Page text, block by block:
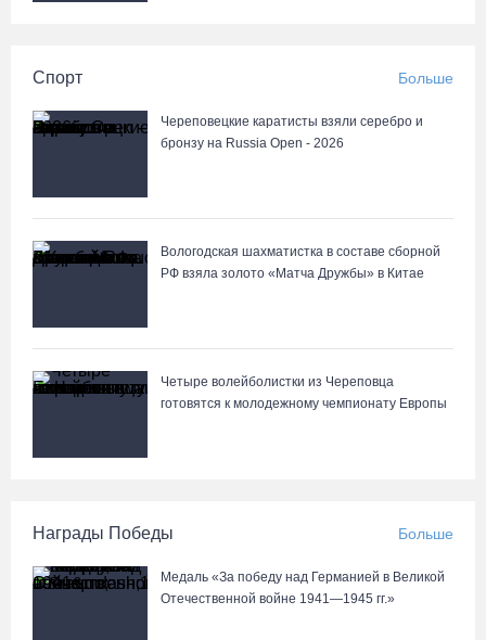
Спорт Больше
Череповецкие каратисты взяли серебро и
бронзу на Russia Open - 2026
Вологодская шахматистка в составе сборной
РФ взяла золото «Матча Дружбы» в Китае
Четыре волейболистки из Череповца
готовятся к молодежному чемпионату Европы
Награды Победы Больше
Медаль «За победу над Германией в Великой
Отечественной войне 1941—1945 гг.»